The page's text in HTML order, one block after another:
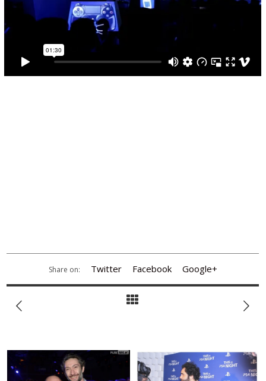
Share on: Twitter Facebook Google+